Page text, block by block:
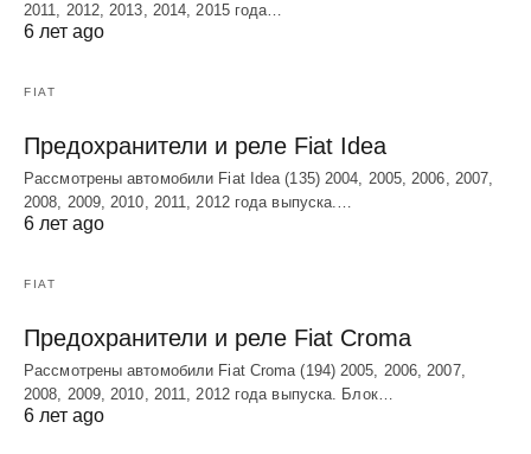
2011, 2012, 2013, 2014, 2015 года…
6 лет ago
FIAT
Предохранители и реле Fiat Idea
Рассмотрены автомобили Fiat Idea (135) 2004, 2005, 2006, 2007,
2008, 2009, 2010, 2011, 2012 года выпуска.…
6 лет ago
FIAT
Предохранители и реле Fiat Croma
Рассмотрены автомобили Fiat Croma (194) 2005, 2006, 2007,
2008, 2009, 2010, 2011, 2012 года выпуска. Блок…
6 лет ago